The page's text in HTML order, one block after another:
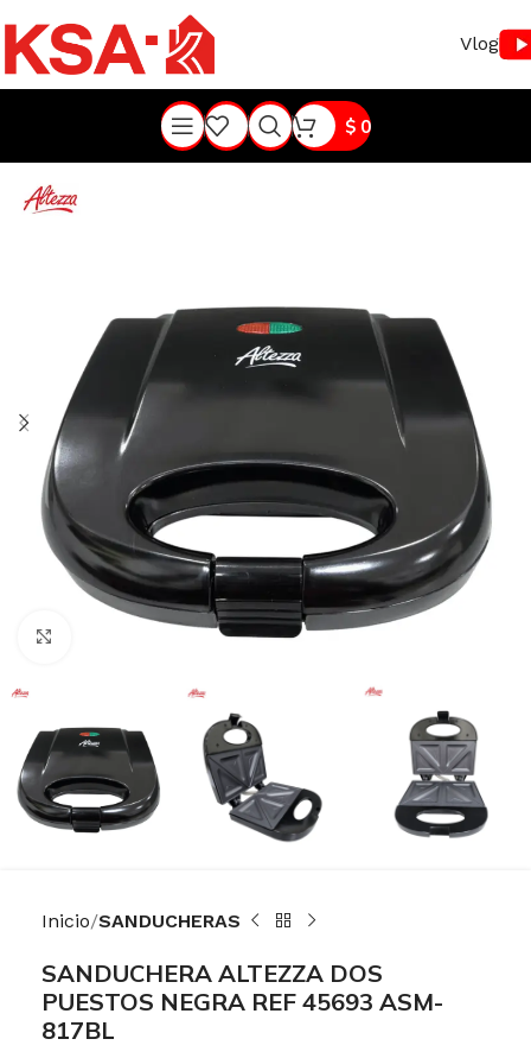
Vlog
$0
Haga Click para agrandar
Inicio SANDUCHERAS
SANDUCHERA ALTEZZA DOS
PUESTOS NEGRA REF 45693 ASM-
817BL